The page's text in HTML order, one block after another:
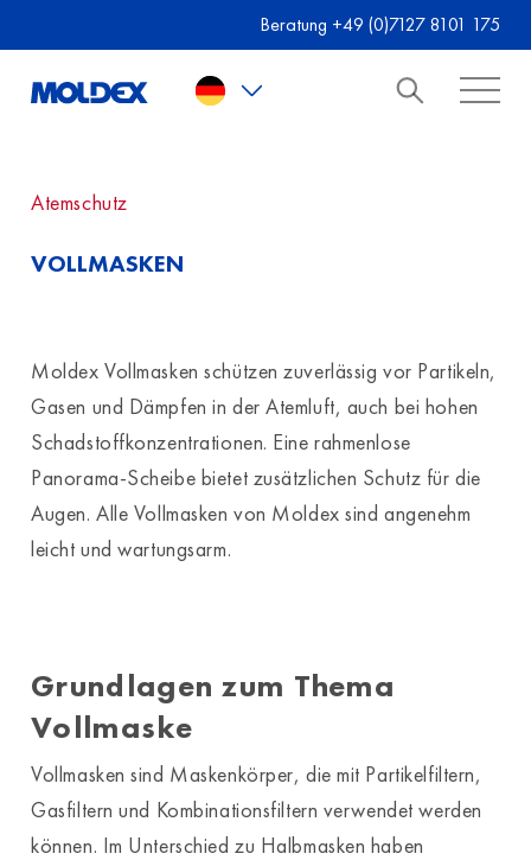
Beratung +49 (0)7127 8101 175
Atemschutz
VOLLMASKEN
Moldex Vollmasken schützen zuverlässig vor Partikeln,
Gasen und Dämpfen in der Atemluft, auch bei hohen
Schadstoffkonzentrationen. Eine rahmenlose
Panorama-Scheibe bietet zusätzlichen Schutz für die
Augen. Alle Vollmasken von Moldex sind angenehm
leicht und wartungsarm.
Grundlagen zum Thema
Vollmaske
Vollmasken sind Maskenkörper, die mit Partikelfiltern,
Gasfiltern und Kombinationsfiltern verwendet werden
können. Im Unterschied zu Halbmasken haben